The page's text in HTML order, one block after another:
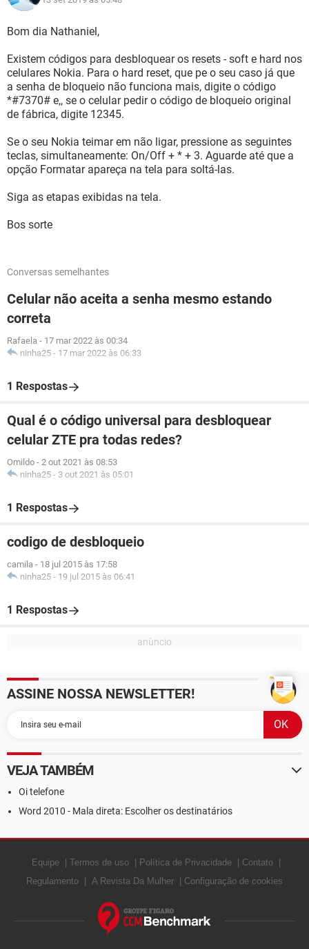
Bom dia Nathaniel,
Existem códigos para desbloquear os resets - soft e hard nos
celulares Nokia. Para o hard reset, que pe o seu caso já que
a senha de bloqueio não funciona mais, digite o código
*#7370# e,, se o celular pedir o código de bloqueio original
de fábrica, digite 12345.
Se o seu Nokia teimar em não ligar, pressione as seguintes
teclas, simultaneamente: On/Off + * + 3. Aguarde até que a
opção Formatar apareça na tela para soltá-las.
Siga as etapas exibidas na tela.
Bos sorte
Conversas semelhantes
Celular não aceita a senha mesmo estando
correta
Rafaela - 17 mar 2022 às 00:34
ninha25 - 17 mar 2022 às 06:33
1 Respostas
Qual é o código universal para desbloquear
celular ZTE pra todas redes?
Omildo - 2 out 2021 às 08:53
ninha25 - 3 out 2021 às 05:01
1 Respostas
codigo de desbloqueio
camila - 18 jul 2015 às 17:58
ninha25 - 19 jul 2015 às 06:41
1 Respostas
ASSINE NOSSA NEWSLETTER!
VEJA TAMBÉM
Oi telefone
Word 2010 - Mala direta: Escolher os destinatários
Equipe Termos de uso Política de Privacidade
Contato
Regulamento
A Revista Da Mulher Configuração de cookies